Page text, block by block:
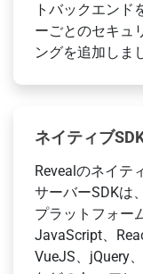
トバックエンド
ーごとのセキュ
ングを追加しま
ネイティブ
Revealのネイテ
サーバーSDKは
プラットフォー
JavaScript、
VueJS、jQuery